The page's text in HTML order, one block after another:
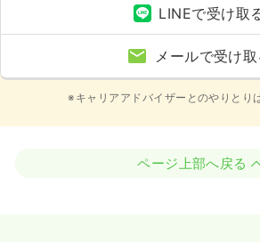
LINEで受け取
メールで受け取
※キャリアアドバイザーとのやりとり
ページ上部へ戻る